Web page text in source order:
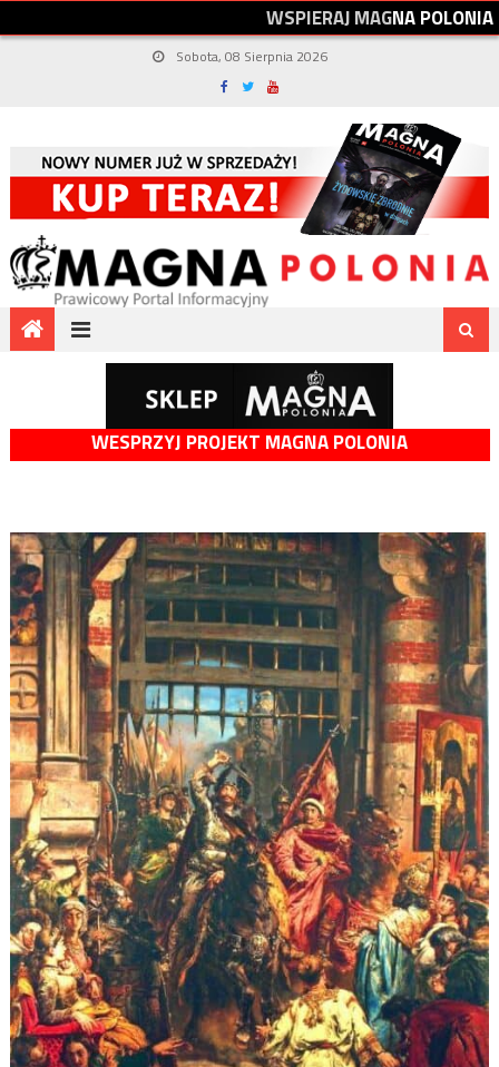
WSPIERAJMAGNAPOLONIA
Sobota, 08 Sierpnia 2026
WESPRZYJ PROJEKT MAGNA POLONIA